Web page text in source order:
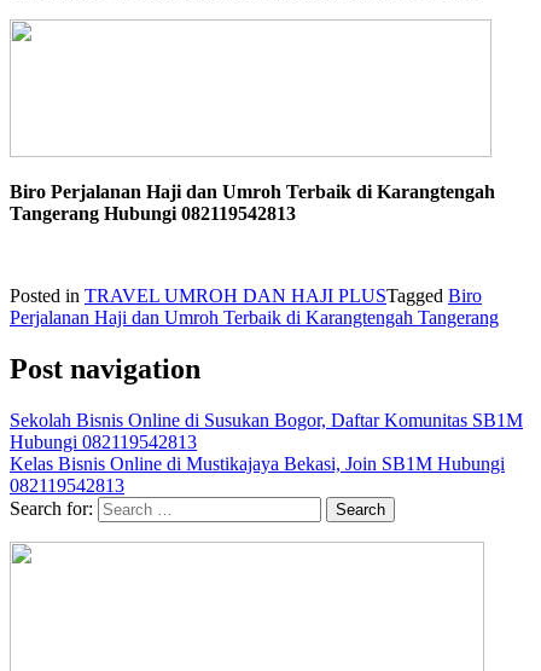
Biro Perjalanan Haji dan Umroh Terbaik di Karangtengah
Tangerang Hubungi 082119542813
Posted in TRAVEL UMROH DAN HAJI PLUSTagged Biro
Perjalanan Haji dan Umroh Terbaik di Karangtengah Tangerang
Post navigation
Sekolah Bisnis Online di Susukan Bogor, Daftar Komunitas SB1M
Hubungi 082119542813
Kelas Bisnis Online di Mustikajaya Bekasi, Join SB1M Hubungi
082119542813
Search for: